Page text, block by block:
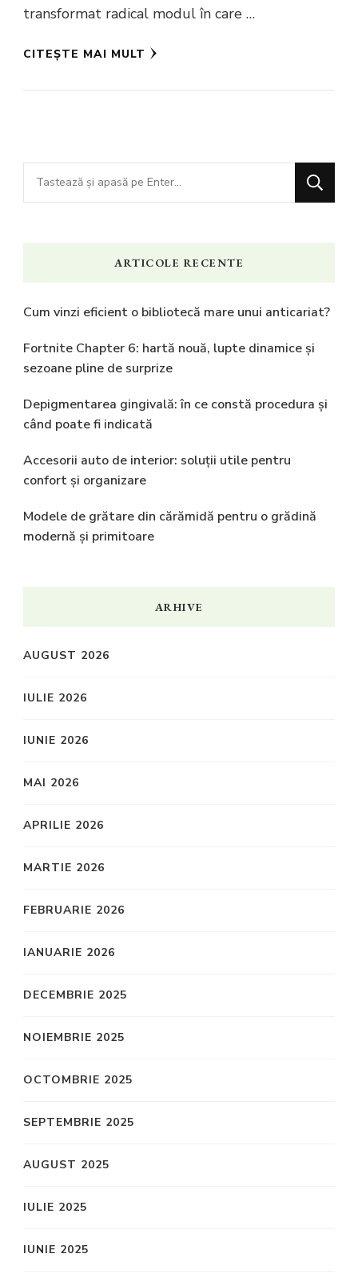
transformat radical modul în care …
CITEȘTE MAI MULT
Cauți
ceva?
ARTICOLE RECENTE
Cum vinzi eficient o bibliotecă mare unui anticariat?
Fortnite Chapter 6: hartă nouă, lupte dinamice și
sezoane pline de surprize
Depigmentarea gingivală: în ce constă procedura și
când poate fi indicată
Accesorii auto de interior: soluții utile pentru
confort și organizare
Modele de grătare din cărămidă pentru o grădină
modernă și primitoare
ARHIVE
AUGUST 2026
IULIE 2026
IUNIE 2026
MAI 2026
APRILIE 2026
MARTIE 2026
FEBRUARIE 2026
IANUARIE 2026
DECEMBRIE 2025
NOIEMBRIE 2025
OCTOMBRIE 2025
SEPTEMBRIE 2025
AUGUST 2025
IULIE 2025
IUNIE 2025